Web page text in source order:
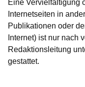
Eine Vervielfältigung
Internetseiten in
Publikationen oder
Internet) ist nur nach
Redaktionsleitung
gestattet.